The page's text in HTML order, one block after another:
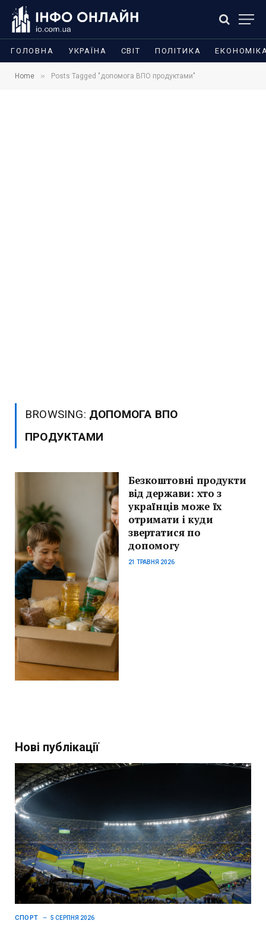
ГОЛОВНА УКРАЇНА СВІТ ПОЛІТИКА
Home » Posts Tagged "допомога ВПО продуктами"
BROWSING: ДОПОМОГА ВПО
ПРОДУКТАМИ
Безкоштовні продукти
від держави: хто з
українців може їх
отримати і куди
звертатися по
допомогу
21 ТРАВНЯ 2026
Нові публікації
СПОРТ 5 СЕРПНЯ 2026